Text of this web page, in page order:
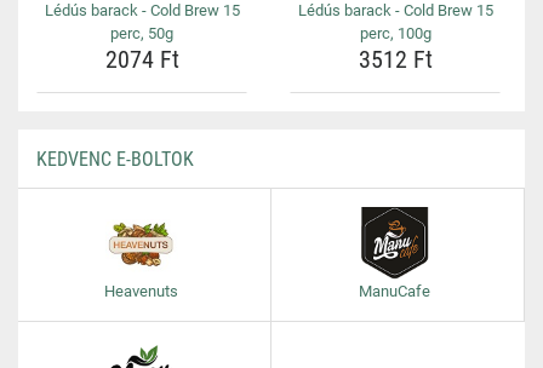
Lédús barack - Cold Brew 15
perc, 50g
2074 Ft
Lédús barack - Cold Brew 15
perc, 100g
3512 Ft
KEDVENC E-BOLTOK
Heavenuts ManuCafe